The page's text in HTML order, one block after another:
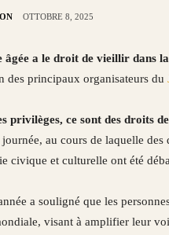
OTTOBRE 8, 2025
âgée a le droit de vieillir dans
des principaux organisateurs du
privilèges, ce sont des droits
au cours de laquelle
civique et culturelle ont été
a souligné que les
visant à amplifier leur